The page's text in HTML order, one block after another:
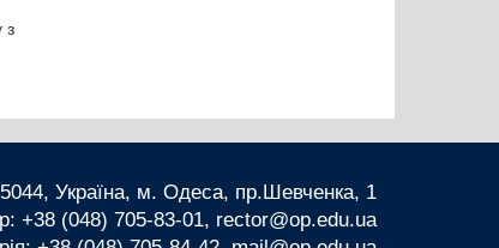
з
Україна, м. Одеса, пр.Шевченка, 1
+38 (048) 705-83-01, rector@op.edu.ua